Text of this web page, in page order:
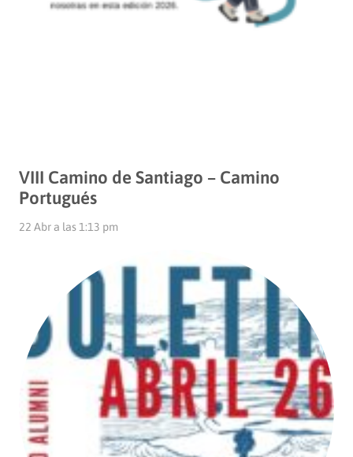
VIII Camino de Santiago – Camino
Portugués
22 Abr a las 1:13 pm